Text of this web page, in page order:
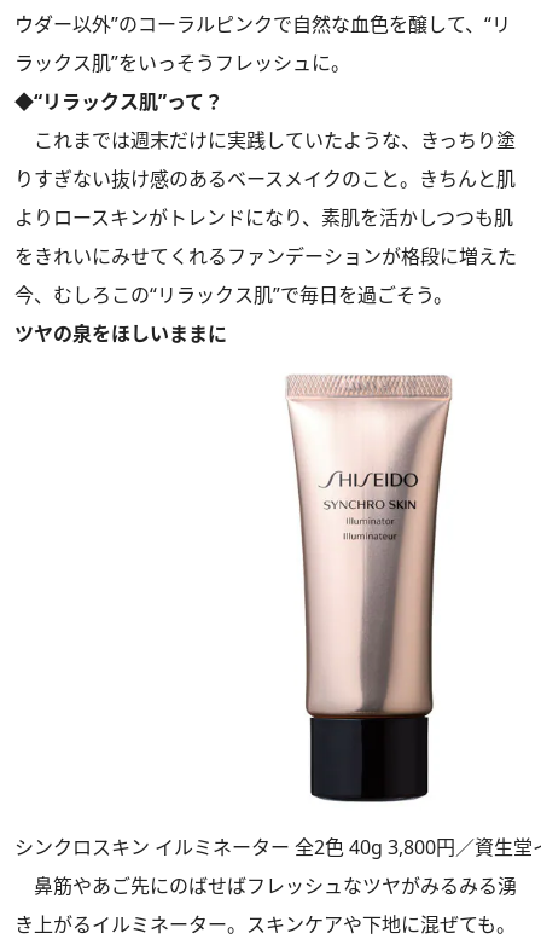
ウダー以外”のコーラルピンクで自然な血色を醸して、“リ
ラックス肌”をいっそうフレッシュに。
◆“リラックス肌”って？
これまでは週末だけに実践していたような、きっちり塗
りすぎない抜け感のあるベースメイクのこと。きちんと肌
よりロースキンがトレンドになり、素肌を活かしつつも肌
をきれいにみせてくれるファンデーションが格段に増えた
今、むしろこの“リラックス肌”で毎日を過ごそう。
ツヤの泉をほしいままに
シンクロスキン イルミネーター 全2色 40g 3,800円／資生
鼻筋やあご先にのばせばフレッシュなツヤがみるみる湧
き上がるイルミネーター。スキンケアや下地に混ぜても。